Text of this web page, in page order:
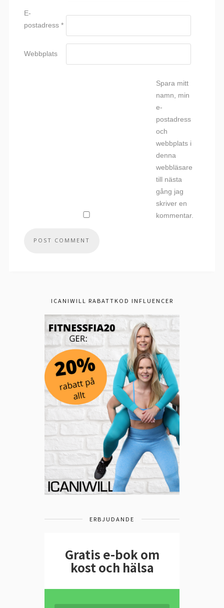
E-
postadress *
Webbplats
Spara mitt
namn, min
e-
postadress
och
webbplats i
denna
webbläsare
till nästa
gång jag
skriver en
kommentar.
ICANIWILL RABATTKOD INFLUENCER
ERBJUDANDE
Gratis e-bok om
kost och hälsa